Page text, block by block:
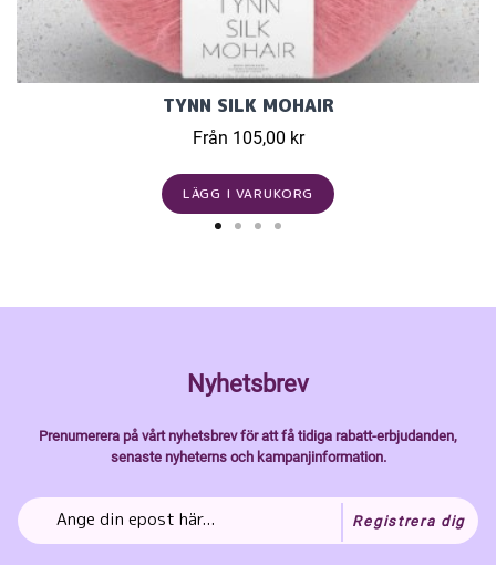
TYNN SILK MOHAIR
Från 105,00 kr
LÄGG I VARUKORG
Nyhetsbrev
Prenumerera på vårt nyhetsbrev för att få tidiga rabatt-erbjudanden,
senaste nyheterns och kampanjinformation.
Registrera dig